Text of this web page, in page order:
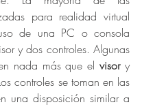
para realidad virtual
de una PC o consola
y dos controles. Algunas
nada más que el visor y
controles se toman en las
una disposición similar a